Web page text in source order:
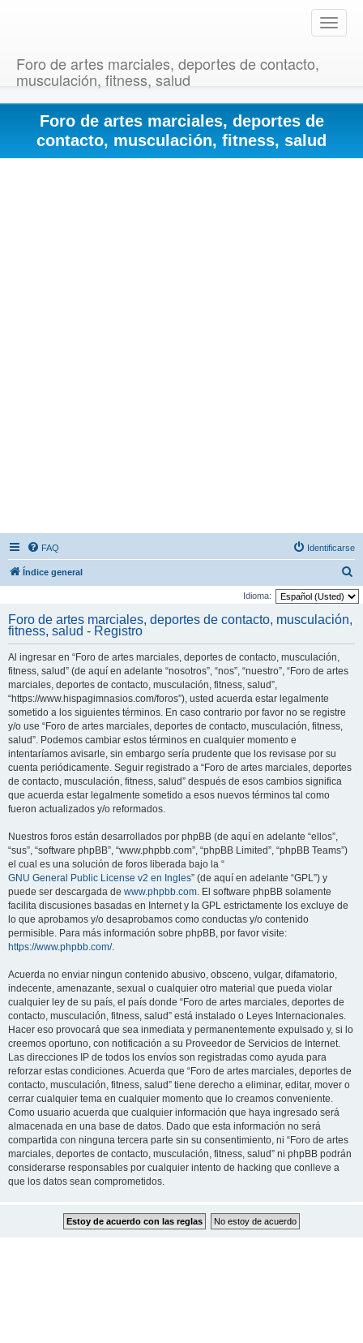
T
o
e
v
Foro de artes marciales, deportes de contacto,
musculación, fitness, salud
Foro de artes marciales, deportes de
contacto, musculación, fitness, salud
FAQ Identificarse
Índice general
u
Idioma:
Foro de artes marciales, deportes de contacto, musculación,
fitness, salud - Registro
Al ingresar en “Foro de artes marciales, deportes de contacto, musculación,
fitness, salud” (de aquí en adelante “nosotros”, “nos”, “nuestro”, “Foro de artes
marciales, deportes de contacto, musculación, fitness, salud”,
“https://www.hispagimnasios.com/foros”), usted acuerda estar legalmente
sometido a los siguientes términos. En caso contrario por favor no se registre
y/o use “Foro de artes marciales, deportes de contacto, musculación, fitness,
salud”. Podemos cambiar estos términos en cualquier momento e
intentaríamos avisarle, sin embargo sería prudente que los revisase por su
cuenta periódicamente. Seguir registrado a “Foro de artes marciales, deportes
de contacto, musculación, fitness, salud” después de esos cambios significa
que acuerda estar legalmente sometido a esos nuevos términos tal como
fueron actualizados y/o reformados.
Nuestros foros están desarrollados por phpBB (de aquí en adelante “ellos”,
“sus”, “software phpBB”, “www.phpbb.com”, “phpBB Limited”, “phpBB Teams”)
el cual es una solución de foros liberada bajo la “
GNU General Public License v2 en Ingles” (de aquí en adelante “GPL”) y
puede ser descargada de www.phpbb.com. El software phpBB solamente
facilita discusiones basadas en Internet y la GPL estrictamente los excluye de
lo que aprobamos y/o desaprobamos como conductas y/o contenido
permisible. Para más información sobre phpBB, por favor visite:
https://www.phpbb.com/.
Acuerda no enviar ningun contenido abusivo, obsceno, vulgar, difamatorio,
indecente, amenazante, sexual o cualquier otro material que pueda violar
cualquier ley de su país, el país donde “Foro de artes marciales, deportes de
contacto, musculación, fitness, salud” está instalado o Leyes Internacionales.
Hacer eso provocará que sea inmediata y permanentemente expulsado y, si lo
creemos oportuno, con notificación a su Proveedor de Servicios de Internet.
Las direcciones IP de todos los envíos son registradas como ayuda para
reforzar estas condiciones. Acuerda que “Foro de artes marciales, deportes de
contacto, musculación, fitness, salud” tiene derecho a eliminar, editar, mover o
cerrar cualquier tema en cualquier momento que lo creamos conveniente.
Como usuario acuerda que cualquier información que haya ingresado será
almacenada en una base de datos. Dado que esta información no será
compartida con ninguna tercera parte sin su consentimiento, ni “Foro de artes
marciales, deportes de contacto, musculación, fitness, salud” ni phpBB podrán
considerarse responsables por cualquier intento de hacking que conlleve a
que los datos sean comprometidos.